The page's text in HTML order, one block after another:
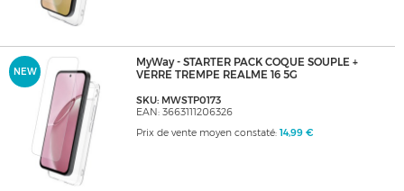
NEW
MyWay - STARTER PACK COQUE SOUPLE +
VERRE TREMPE REALME 16 5G
SKU: MWSTP0173
EAN: 3663111206326
Prix de vente moyen constaté: 14,99 €